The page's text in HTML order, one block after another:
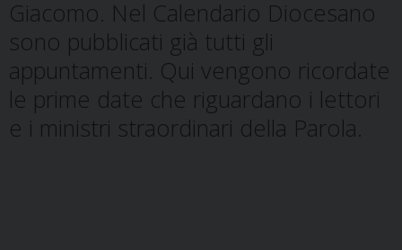
Giacomo. Nel Calendario Diocesano
sono pubblicati già tutti gli
appuntamenti. Qui vengono ricordate
le prime date che riguardano i lettori
e i ministri straordinari della Parola.